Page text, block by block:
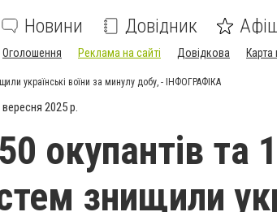
Новини Довідник
Оголошення Реклама на сайті Довідкова Карта
українські воїни за минулу добу, - ІНФОГРАФІКА
2025 р.
окупантів та
знищили